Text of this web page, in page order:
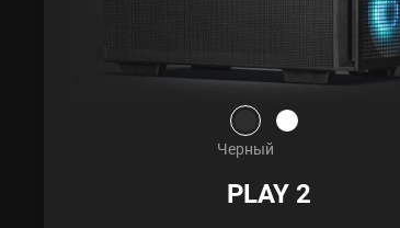
Черный
PLAY 2